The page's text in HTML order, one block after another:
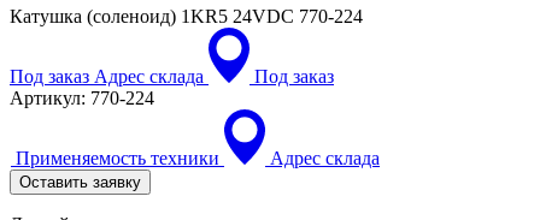
Катушка (соленоид) 1KR5 24VDC 770-224
Под заказ Адрес склада
Под заказ
Артикул: 770-224
Применяемость техники Адрес склада
Оставить заявку